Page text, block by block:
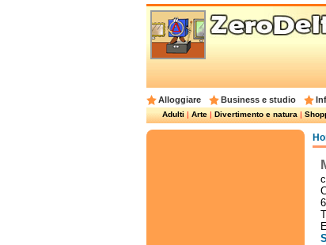
Alloggiare Business e studio
Adulti|Arte|Divertimento e natura|